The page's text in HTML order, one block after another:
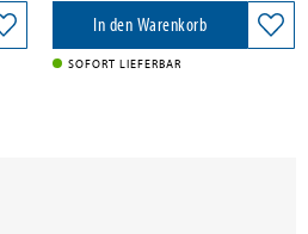
In den Warenkorb
SOFORT LIEFERBAR